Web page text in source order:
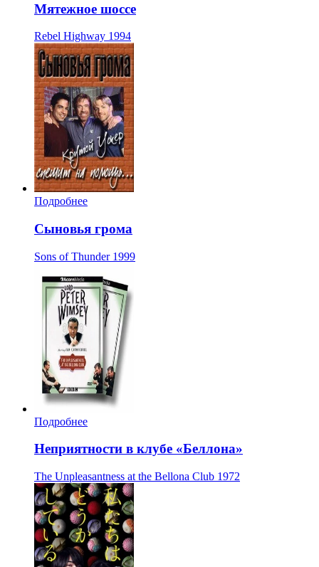
Мятежное шоссе
Rebel Highway 1994
Подробнее
Сыновья грома
Sons of Thunder 1999
Подробнее
Неприятности в клубе «Беллона»
The Unpleasantness at the Bellona Club 1972